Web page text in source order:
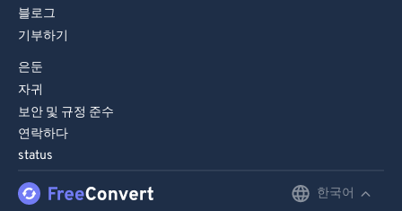
블로그
기부하기
은둔
자귀
보안 및 규정 준수
연락하다
status
한국어